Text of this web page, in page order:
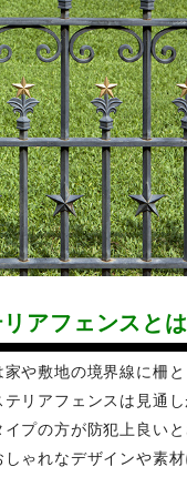
アフェンスと
や敷地の境界線に柵
リアフェンスは見通
プの方が防犯上良い
ゃれなデザインや素